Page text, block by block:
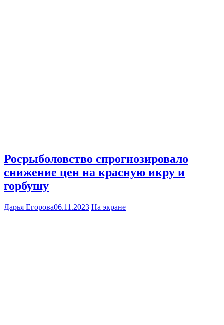
Росрыболовство спрогнозировало
снижение цен на красную икру и
горбушу
Дарья Егорова06.11.2023 На экране